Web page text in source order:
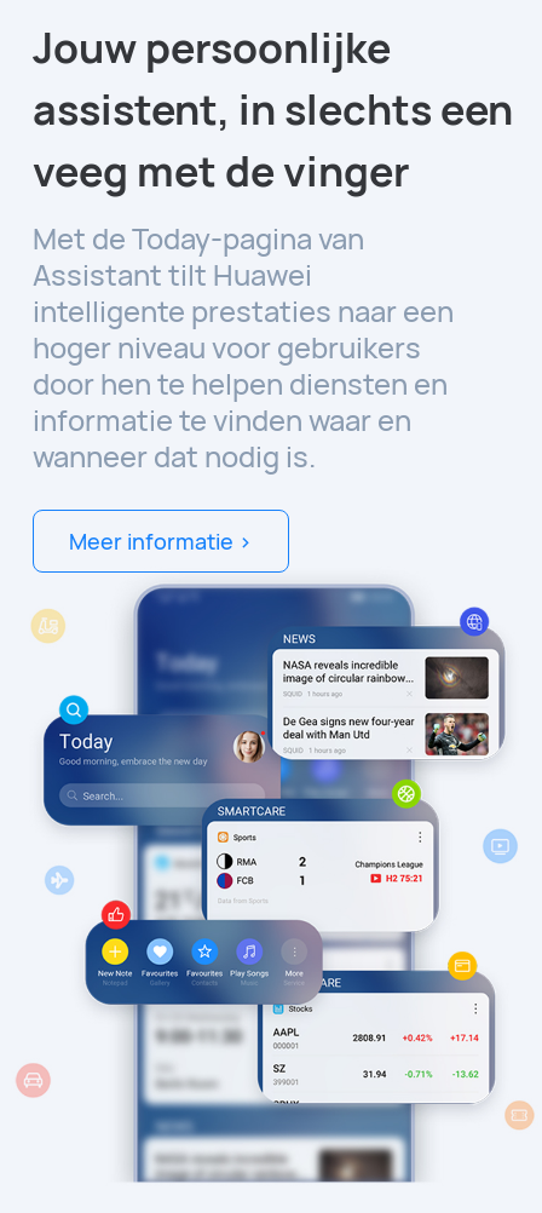
Jouw persoonlijke
assistent, in slechts een
veeg met de vinger
Met de Today-pagina van
Assistant tilt Huawei
intelligente prestaties naar een
hoger niveau voor gebruikers
door hen te helpen diensten en
informatie te vinden waar en
wanneer dat nodig is.
Meer informatie >